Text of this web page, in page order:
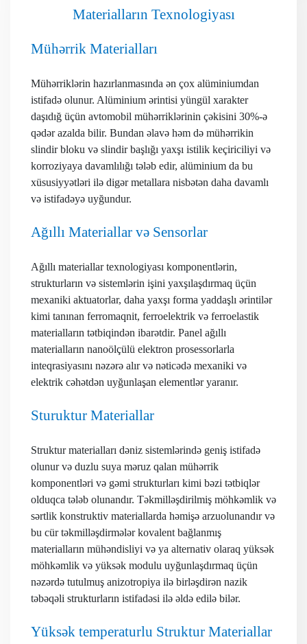
Materialların Texnologiyası
Mühərrik Materialları
Mühərriklərin hazırlanmasında ən çox alüminiumdan
istifadə olunur. Alüminium ərintisi yüngül xarakter
daşıdığ üçün avtomobil mühərriklərinin çəkisini 30%-ə
qədər azalda bilir. Bundan əlavə həm də mühərrikin
slindir bloku və slindir başlığı yaxşı istilik keçiriciliyi və
korroziyaya davamlılığı tələb edir, alüminium da bu
xüsusiyyətləri ilə digər metallara nisbətən daha davamlı
və istifadəyə uyğundur.
Ağıllı Materiallar və Sensorlar
Ağıllı materiallar texnologiyası komponentlərin,
strukturların və sistemlərin işini yaxşılaşdırmaq üçün
mexaniki aktuatorlar, daha yaxşı forma yaddaşlı ərintilər
kimi tanınan ferromaqnit, ferroelektrik və ferroelastik
materialların tətbiqindən ibarətdir. Panel ağıllı
materialların nanoölçülü elektron prosessorlarla
inteqrasiyasını nəzərə alır və nəticədə mexaniki və
elektrik cəhətdən uyğunlaşan elementlər yaranır.
Sturuktur Materiallar
Struktur materialları dəniz sistemlərində geniş istifadə
olunur və duzlu suya məruz qalan mühərrik
komponentləri və gəmi strukturları kimi bəzi tətbiqlər
olduqca tələb olunandır. Təkmilləşdirilmiş möhkəmlik və
sərtlik konstruktiv materiallarda həmişə arzuolunandır və
bu cür təkmilləşdirmələr kovalent bağlanmış
materialların mühəndisliyi və ya alternativ olaraq yüksək
möhkəmlik və yüksək modulu uyğunlaşdırmaq üçün
nəzərdə tutulmuş anizotropiya ilə birləşdirən nazik
təbəqəli strukturların istifadəsi ilə əldə edilə bilər.
Yüksək temperaturlu Struktur Materiallar